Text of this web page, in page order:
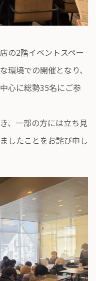
の2階イベントスペー
環境での開催となり、
心に総勢35名にご参
、一部の方には立ち見
したことをお詫び申し